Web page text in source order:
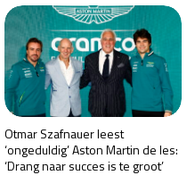
Otmar Szafnauer leest
‘ongeduldig’ Aston Martin de les:
‘Drang naar succes is te groot’